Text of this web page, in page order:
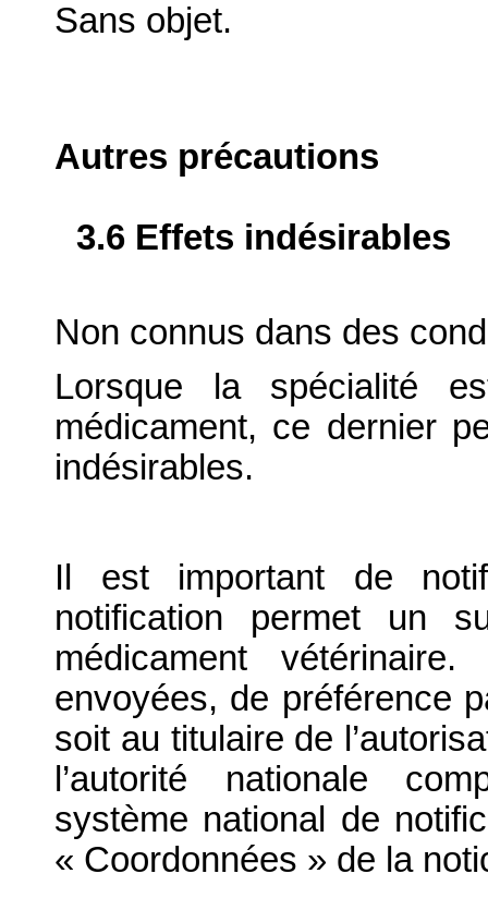
Sans objet.
Autres précautions
3.6 Effets indésirables
Non connus dans des
Lorsque la spécialité
médicament, ce dernier
indésirables.
Il est important de
notification permet un
médicament
envoyées, de préférence
soit au titulaire de
l’autorité nationale
système national de
« Coordonnées » de la